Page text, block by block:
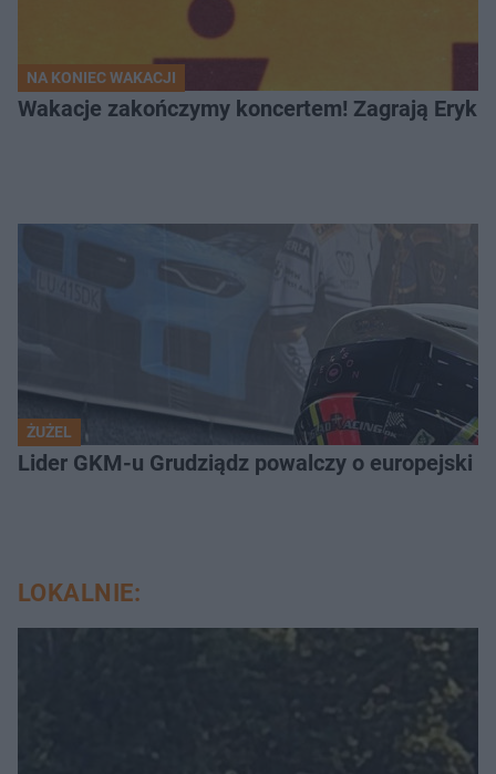
NA KONIEC WAKACJI
Wakacje zakończymy koncertem! Zagrają Eryk
ŻUŻEL
Lider GKM-u Grudziądz powalczy o europejski
LOKALNIE: